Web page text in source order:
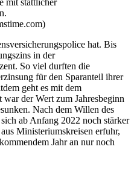
mit stattlicher
hat. Bis
in der
So viel durften die
für den Sparanteil ihrer
geht es mit dem
der Wert zum Jahresbeginn
Nach dem Willen des
ab Anfang 2022 noch stärker
Ministeriumskreisen erfuhr,
Jahr an nur noch